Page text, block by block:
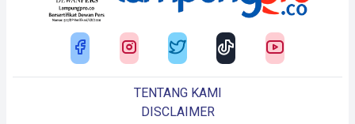
TENTANG KAMI
DISCLAIMER